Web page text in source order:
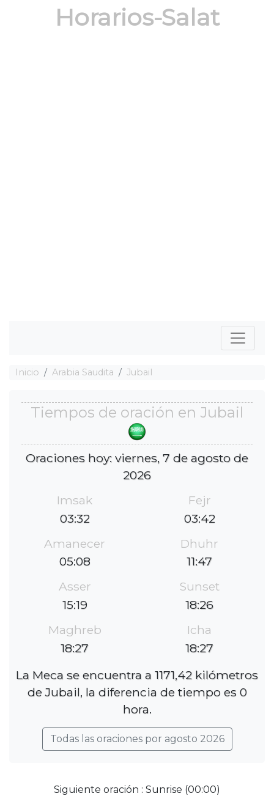
Horarios-Salat
Inicio Arabia Saudita Jubail
Tiempos de oración en Jubail
Oraciones hoy: viernes, 7 de agosto de
2026
Imsak
03:32
Fejr
03:42
Amanecer
05:08
Dhuhr
11:47
Asser
15:19
Sunset
18:26
Maghreb
18:27
Icha
18:27
La Meca se encuentra a 1171,42 kilómetros
de Jubail, la diferencia de tiempo es 0
hora.
Todas las oraciones por agosto 2026
Siguiente oración : Sunrise (00:00)